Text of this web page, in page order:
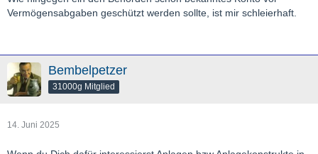
Vermögensabgaben geschützt werden sollte, ist mir schleierhaft.
Bembelpetzer
31000g Mitglied
14. Juni 2025